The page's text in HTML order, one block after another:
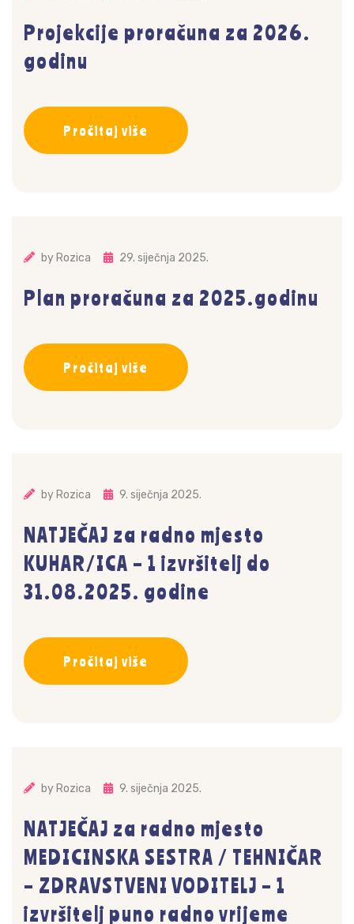
Projekcije proračuna za 2026.
godinu
Pročitaj više
by Rozica 29. siječnja 2025.
Plan proračuna za 2025.godinu
Pročitaj više
by Rozica 9. siječnja 2025.
NATJEČAJ za radno mjesto
KUHAR/ICA – 1 izvršitelj do
31.08.2025. godine
Pročitaj više
by Rozica 9. siječnja 2025.
NATJEČAJ za radno mjesto
MEDICINSKA SESTRA / TEHNIČAR
– ZDRAVSTVENI VODITELJ – 1
izvršitelj puno radno vrijeme